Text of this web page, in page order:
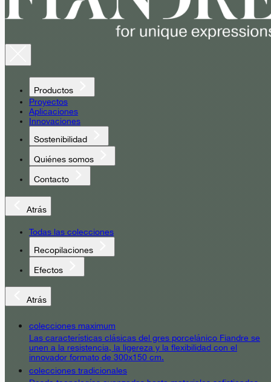
Productos
Proyectos
Aplicaciones
Innovaciones
Sostenibilidad
Quiénes somos
Contacto
Atrás
Todas las colecciones
Recopilaciones
Efectos
Atrás
colecciones maximum
Las características clásicas del gres porcelánico Fiandre se
unen a la resistencia, la ligereza y la flexibilidad con el
innovador formato de 300x150 cm.
colecciones tradicionales